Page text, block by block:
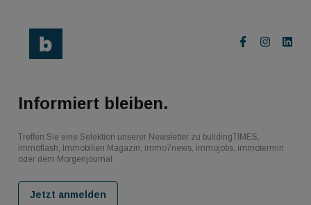
Informiert bleiben.
Treffen Sie eine Selektion unserer Newsletter zu buildingTIMES,
immoflash, Immobilien Magazin, immo7news, immojobs, immotermin
oder dem Morgenjournal
Jetzt anmelden